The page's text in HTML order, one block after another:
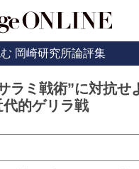
岡崎研究所論評集
ラミ戦術”に対抗せ
的ゲリラ戦